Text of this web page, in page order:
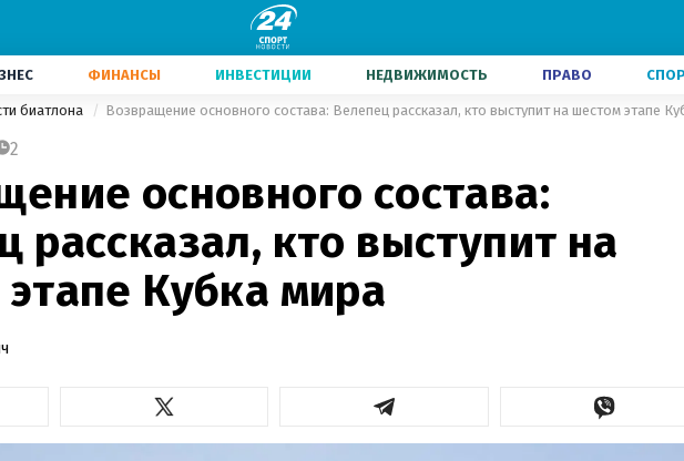
ФИНАНСЫ ИНВЕСТИЦИИ НЕДВИЖИМОСТЬ ПРАВО
биатлона
2
основного состава:
рассказал, кто выступит на
Кубка мира